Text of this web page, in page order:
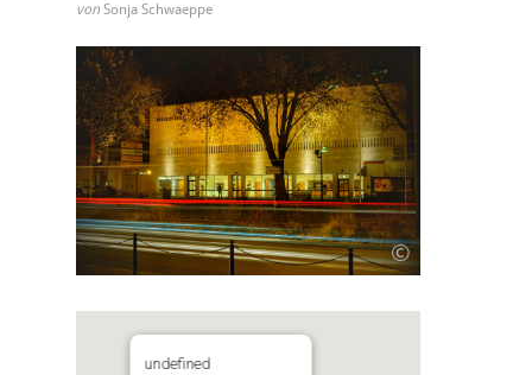
von Sonja Schwaeppe
©
undefined